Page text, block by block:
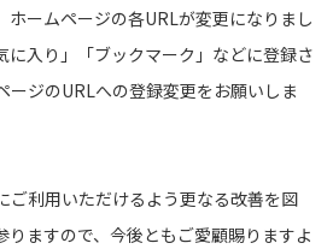
ホームページの各URLが変更になりまし
に入り」「ブックマーク」などに登録さ
ージのURLへの登録変更をお願いしま
ご利用いただけるよう更なる改善を図
りますので、今後ともご愛顧賜りますよ